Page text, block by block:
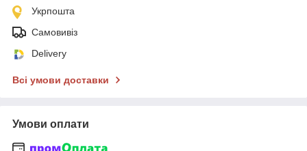
Укрпошта
Самовивіз
Delivery
Всі умови доставки
Умови оплати